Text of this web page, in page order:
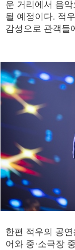
운 거리에서 음
될 예정이다. 적
감성으로 관객들
한편 적우의 공
어와 중·소극장